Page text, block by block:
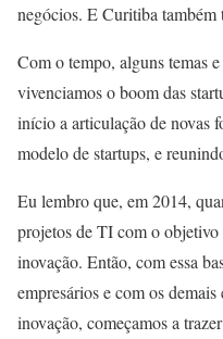
negócios. E Curitiba
Com o tempo, alguns temas
vivenciamos o boom das
início a articulação de novas
modelo de startups, e
Eu lembro que, em 2014,
projetos de TI com o objetivo
inovação. Então, com essa
empresários e com os
inovação, começamos a